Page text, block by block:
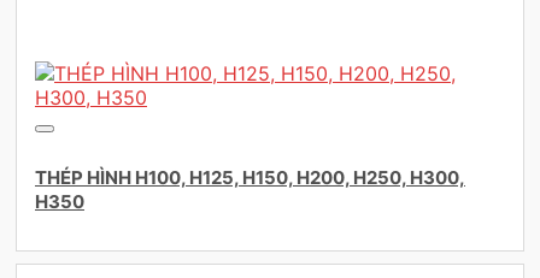
THÉP HÌNH H100, H125, H150, H200, H250, H300,
H350